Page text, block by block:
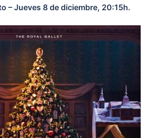
– Jueves 8 de diciembre, 20:15h.